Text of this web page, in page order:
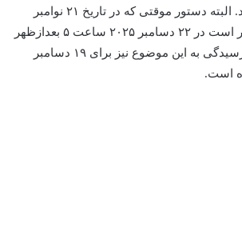
مشابه آن استفاده کند. البته دستور موقتی که در تاریخ ۲۱ نوامبر
۲۰۲۵ صادر شده، قرار است در ۲۲ دسامبر ۲۰۲۵ ساعت ۵ بعدازظهر
منقضی شود. جلسه رسیدگی به این موضوع نیز برای ۱۹ دسامبر